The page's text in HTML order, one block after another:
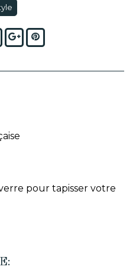
Google+Pinterest
pour tapisser votre